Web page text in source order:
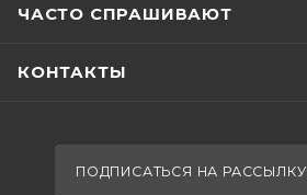
ЧАСТО СПРАШИВАЮТ
КОНТАКТЫ
ПОДПИСАТЬСЯ НА РАССЫЛКУ